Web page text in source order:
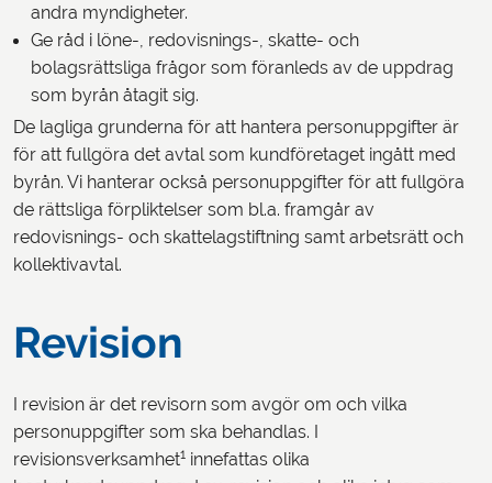
andra myndigheter.
Ge råd i löne-, redovisnings-, skatte- och
bolagsrättsliga frågor som föranleds av de uppdrag
som byrån åtagit sig.
De lagliga grunderna för att hantera personuppgifter är
för att fullgöra det avtal som kundföretaget ingått med
byrån. Vi hanterar också personuppgifter för att fullgöra
de rättsliga förpliktelser som bl.a. framgår av
redovisnings- och skattelagstiftning samt arbetsrätt och
kollektivavtal.
Revision
I revision är det revisorn som avgör om och vilka
personuppgifter som ska behandlas. I
revisionsverksamhet1 innefattas olika